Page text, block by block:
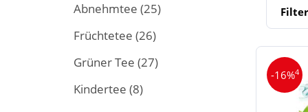
Abnehmtee (25)
Früchtetee (26)
Grüner Tee (27)
Kindertee (8)
-16%4